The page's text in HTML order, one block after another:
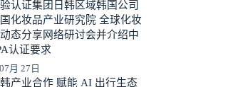
认证集团日韩区域韩国公司
化妆品产业研究院 全球化妆
态分享网络研讨会并介绍中
认证要求
月 27日
产业合作 赋能 AI 出行生态